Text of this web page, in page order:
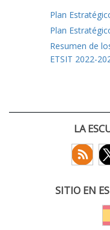
Plan
Plan
Resumen de
ETSIT 2022-
LA
SITIO EN